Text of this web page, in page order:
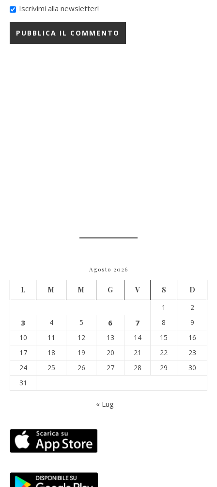
Iscrivimi alla newsletter!
Agosto 2026
L M M G V S
D
1
2
3 4 5 6 7 8
9
10
11 12 13 14 15
16
17
18 19 20 21 22
23
24
25 26 27 28 29
30
31
« Lug